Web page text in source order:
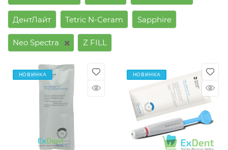
ДентЛайт Tetric N-Ceram Sapphire
Neo Spectra Z FILL
НОВИНКА НОВИНКА